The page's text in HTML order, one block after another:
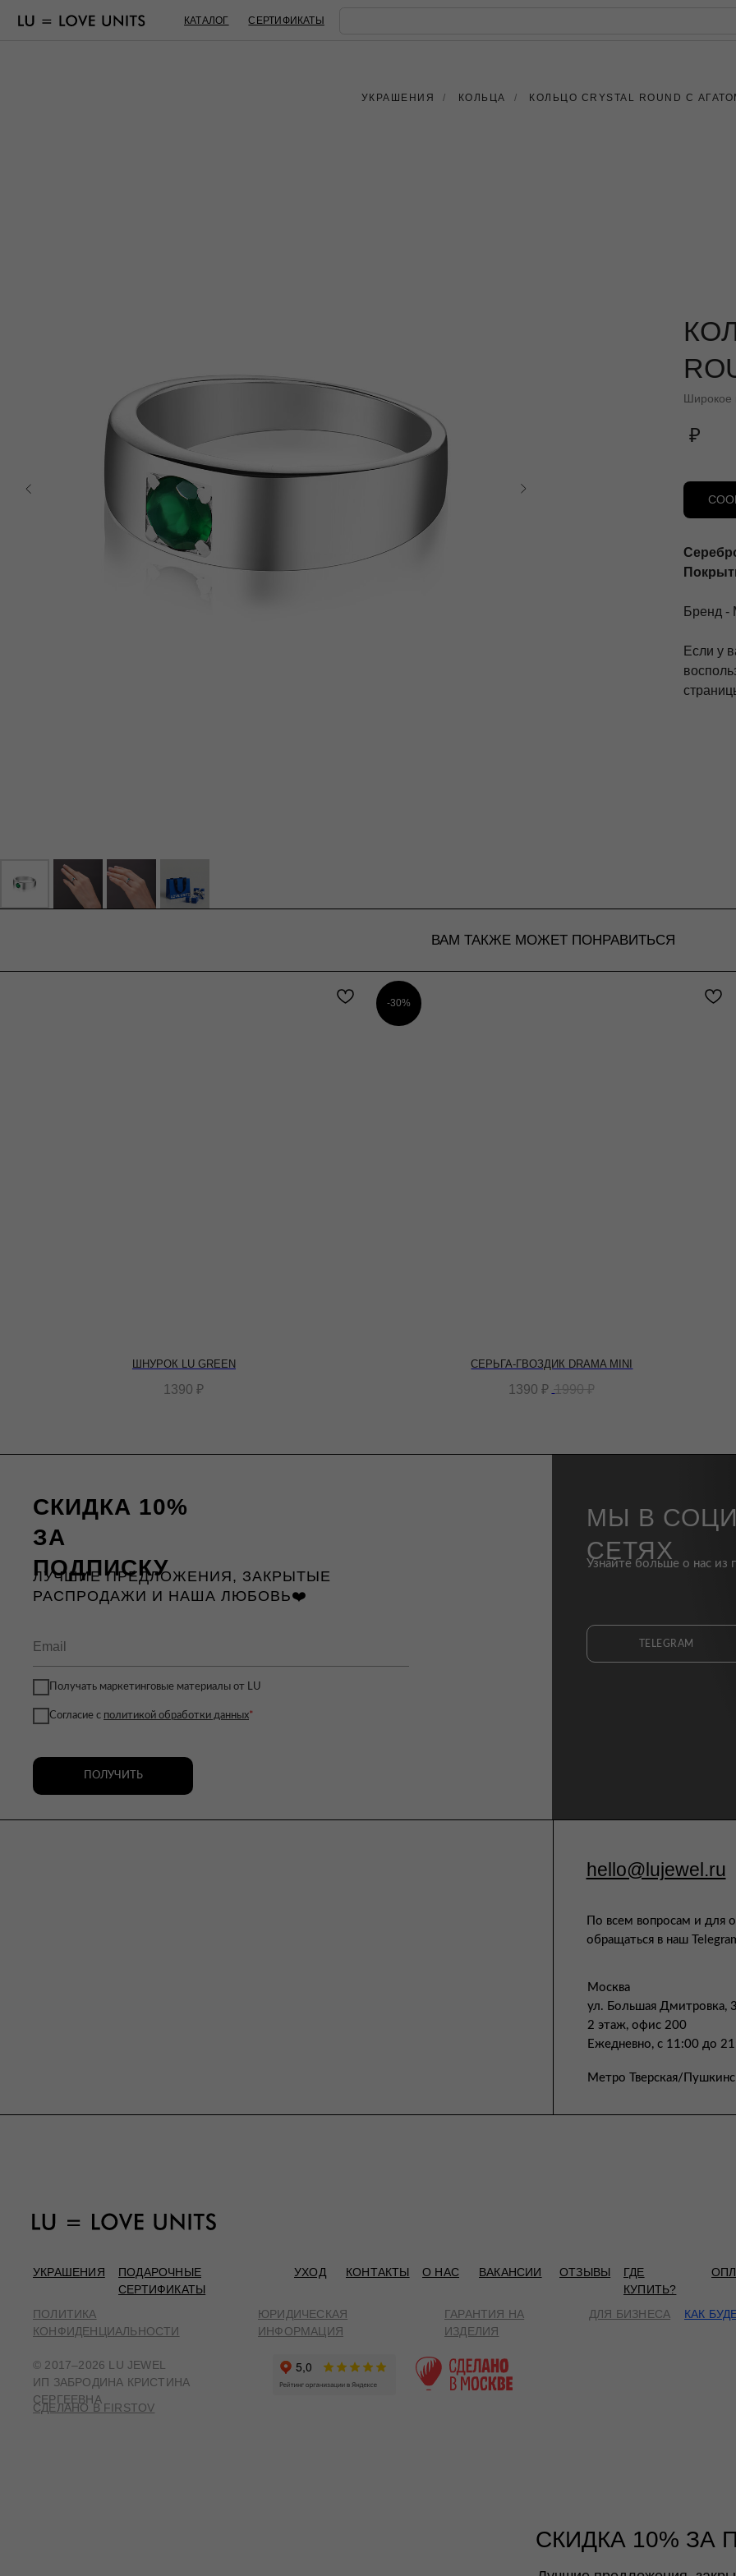
КАТАЛОГ СЕРТИФИКАТЫ
УКРАШЕНИЯ / КОЛЬЦА / КОЛЬЦО CRYSTAL ROUND С
Широкое
₽
Бренд -
Если у
ВАМ ТАКЖЕ МОЖЕТ ПОНРАВИТЬСЯ
ШНУРОК LU GREEN
1390 ₽
-30%
СЕРЬГА-ГВОЗДИК DRAMA MINI
1390 ₽ 1990 ₽
СКИДКА 10%
ЗА
ПОДПИСКУ
Получать маркетинговые материалы от LU
Согласие с политикой обработки данных*
ПОЛУЧИТЬ
МЫ В
СЕТЯХ
Узнайте больше о нас из
TELEGRAM
ЛУЧШИЕ ПРЕДЛОЖЕНИЯ, ЗАКРЫТЫЕ
РАСПРОДАЖИ И НАША ЛЮБОВЬ❤️
По всем вопросам и для
обращаться в наш
Москва
ул. Большая Дмитровка,
2 этаж, офис 200
Ежедневно, с 11:00 до
hello@lujewel.ru
Метро Тверская/
ПОЛИТИКА
КОНФИДЕНЦИАЛЬНОСТИ
ЮРИДИЧЕСКАЯ
ИНФОРМАЦИЯ
ГАРАНТИЯ НА
ИЗДЕЛИЯ
ДЛЯ БИЗНЕСА
© 2017–2026 LU JEWEL
ИП ЗАБРОДИНА КРИСТИНА
СЕРГЕЕВНА
СДЕЛАНО В FIRSTOV
УКРАШЕНИЯ
ПОДАРОЧНЫЕ
СЕРТИФИКАТЫ
КОНТАКТЫ О НАС
УХОД ОТЗЫВЫ
ГДЕ
КУПИТЬ?
КАК
ВАКАНСИИ
СКИДКА 10% ЗА